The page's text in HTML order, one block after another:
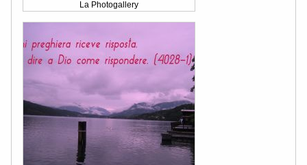
La Photogallery